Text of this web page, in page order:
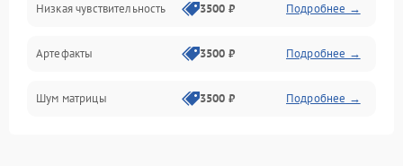
Измерения
Матрица
Проблемы питания
Низкая чувствительность 3500 ₽ Подробнее →
Артефакты 3500 ₽ Подробнее →
Шум матрицы 3500 ₽ Подробнее →